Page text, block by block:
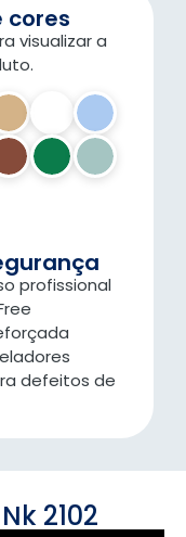
cores
visualizar a
profissional
defeitos de
2102